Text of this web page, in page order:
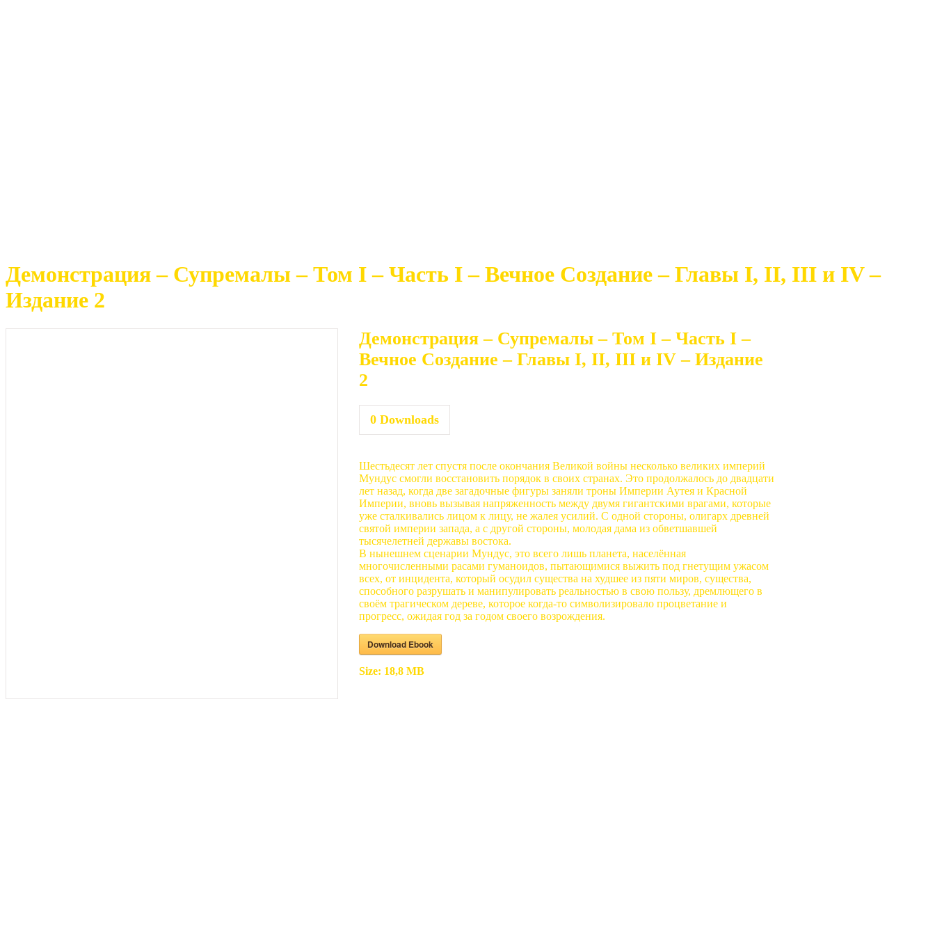
Демонстрация – Супремалы – Том I – Часть I – Вечное Создание – Главы I, II, III и IV –
Издание 2
Демонстрация – Супремалы – Том I – Часть I –
Вечное Создание – Главы I, II, III и IV – Издание
2
0 Downloads
Шестьдесят лет спустя после окончания Великой войны несколько великих империй
Мундус смогли восстановить порядок в своих странах. Это продолжалось до двадцати
лет назад, когда две загадочные фигуры заняли троны Империи Аутея и Красной
Империи, вновь вызывая напряженность между двумя гигантскими врагами, которые
уже сталкивались лицом к лицу, не жалея усилий. С одной стороны, олигарх древней
святой империи запада, а с другой стороны, молодая дама из обветшавшей
тысячелетней державы востока.
В нынешнем сценарии Мундус, это всего лишь планета, населённая
многочисленными расами гуманоидов, пытающимися выжить под гнетущим ужасом
всех, от инцидента, который осудил существа на худшее из пяти миров, существа,
способного разрушать и манипулировать реальностью в свою пользу, дремлющего в
своём трагическом дереве, которое когда-то символизировало процветание и
прогресс, ожидая год за годом своего возрождения.
Download Ebook
Size: 18,8 MB